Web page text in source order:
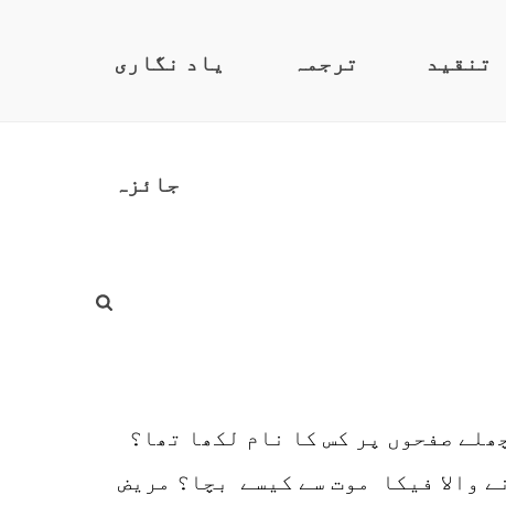
یاد نگاری ترجمہ تنقید
جائزہ
صفحوں پر کس کا نام لکھا تھا؟
والا فیکا موت سے کیسے بچا؟ مریض